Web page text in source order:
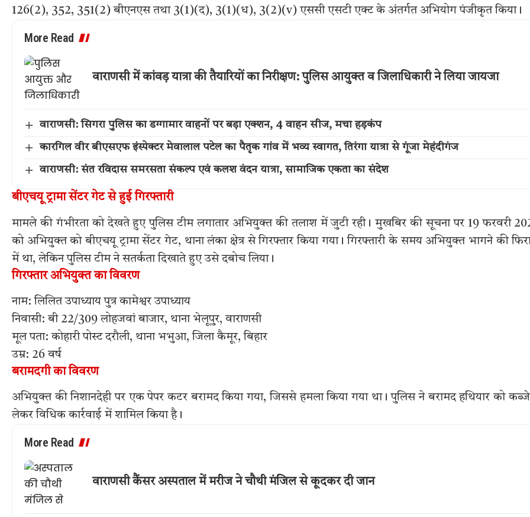
126(2), 352, 351(2) बीएनएस तथा 3(1)(द), 3(1)(ध), 3(2)(v) एससी एसटी एक्ट के अंतर्गत अभियोग पंजीकृत किया।
More Read
वाराणसी में कांवड़ यात्रा की तैयारियों का निरीक्षण: पुलिस आयुक्त व जिलाधिकारी ने लिया जायजा
वाराणसी: सिगरा पुलिस का डग्गामार वाहनों पर बड़ा एक्शन, 4 वाहन सीज, मचा हड़कंप
कारगिल वीर बीएसएफ इंस्पेक्टर मेवालाल पटेल का पैतृक गांव में भव्य स्वागत, तिरंगा यात्रा से गूंजा मेहंदीगंज
वाराणसी: संत रविदास समरसता संकल्प एवं कलश वंदन यात्रा, सामाजिक एकता का संदेश
बीएचयू ट्रामा सेंटर गेट से हुई गिरफ्तारी
मामले की गंभीरता को देखते हुए पुलिस टीम लगातार अभियुक्त की तलाश में जुटी रही। मुखबिर की सूचना पर 19 फरवरी
को अभियुक्त को बीएचयू ट्रामा सेंटर गेट, थाना लंका क्षेत्र से गिरफ्तार किया गया। गिरफ्तारी के समय अभियुक्त भागने की
में था, लेकिन पुलिस टीम ने सतर्कता दिखाते हुए उसे दबोच लिया।
गिरफ्तार अभियुक्त का विवरण
नाम: लिलित उपाध्याय पुत्र कामेश्वर उपाध्याय
निवासी: बी 22/309 लोहजवां बाजार, थाना भेलूपुर, वाराणसी
मूल पता: कोहारी पोस्ट दरौली, थाना भभुआ, जिला कैमूर, बिहार
उम्र: 26 वर्ष
बरामदगी का विवरण
अभियुक्त की निशानदेही पर एक पेपर कटर बरामद किया गया, जिससे हमला किया गया था। पुलिस ने बरामद हथियार को
लेकर विधिक कार्रवाई में शामिल किया है।
More Read
वाराणसी कैंसर अस्पताल में मरीज ने चौथी मंजिल से कूदकर दी जान